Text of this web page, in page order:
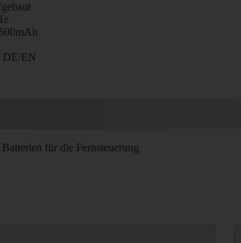
DE/EN
für die Fernsteuerung